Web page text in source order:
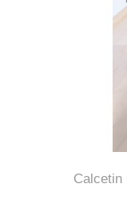
Calcetin